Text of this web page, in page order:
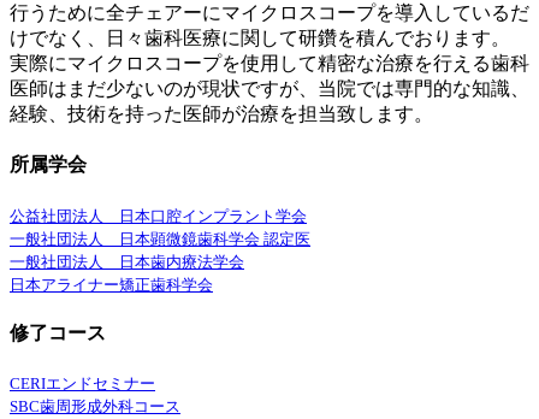
行うために全チェアーにマイクロスコープを導入しているだ
けでなく、日々歯科医療に関して研鑽を積んでおります。
実際にマイクロスコープを使用して精密な治療を行える歯科
医師はまだ少ないのが現状ですが、当院では専門的な知識、
経験、技術を持った医師が治療を担当致します。
所属学会
公益社団法人 日本口腔インプラント学会
一般社団法人 日本顕微鏡歯科学会 認定医
一般社団法人 日本歯内療法学会
日本アライナー矯正歯科学会
修了コース
CERIエンドセミナー
SBC歯周形成外科コース